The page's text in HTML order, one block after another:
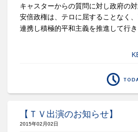
キャスターからの質問に対し政府の対
安倍政権は、テロに屈することなく
連携し積極的平和主義を推進して行き
【ＴＶ出演のお知らせ】
2015年02月02日